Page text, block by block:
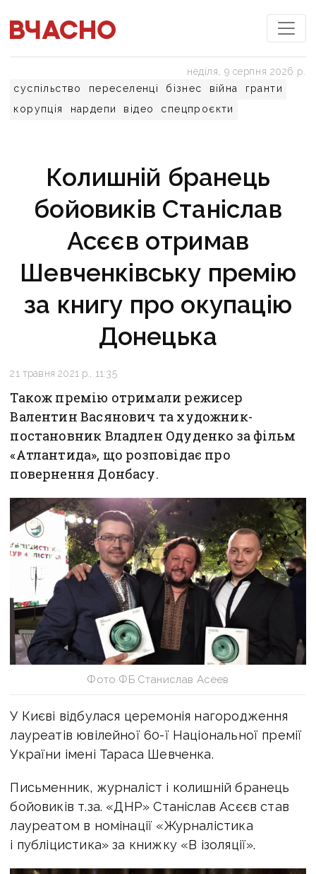
суспільство переселенці бізнес війна
гранти
корупція
нардепи відео спецпроєкти
неділя, 9 серпня 2026 р.
Колишній бранець
бойовиків Станіслав
Асєєв отримав
Шевченківську премію
за книгу про окупацію
Донецька
21 травня 2021 р., 11:35
Також премію отримали режисер
Валентин Васянович та художник-
постановник Владлен Одуденко за фільм
«Атлантида», що розповідає про
повернення Донбасу.
Фото ФБ Станислав Асеев
У Києві відбулася церемонія нагородження
лауреатів ювілейної 60-ї Національної премії
України імені Тараса Шевченка.
Письменник, журналіст і колишній бранець
бойовиків т.за. «ДНР» Станіслав Асєєв став
лауреатом в номінації «Журналістика
і публіцистика» за книжку «В ізоляції».